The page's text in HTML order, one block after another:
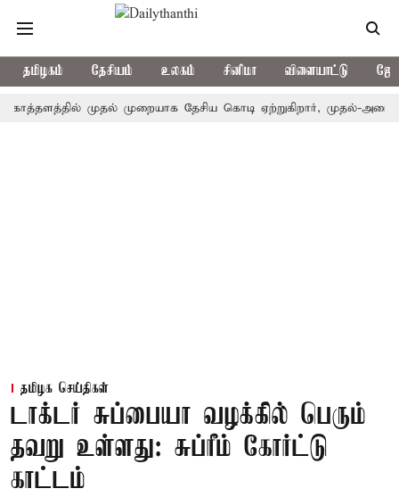
தமிழகம் தேசியம் உலகம் சினிமா விளையாட்டு
முதல் முறையாக தேசிய கொடி ஏற்றுகிறார், முதல்-அமைச்சர்
தமிழக செய்திகள்
டாக்டர் சுப்பையா வழக்கில் பெரும்
தவறு உள்ளது: சுப்ரீம் கோர்ட்டு
காட்டம்